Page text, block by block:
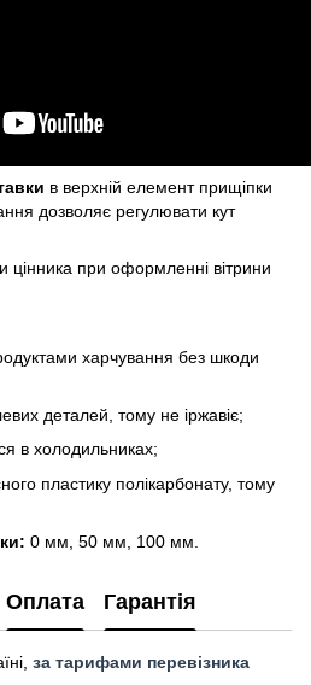
в верхній елемент прищіпки
дозволяє регулювати кут
цінника при оформленні вітрини
харчування без шкоди
деталей, тому не іржавіє;
в холодильниках;
пластику полікарбонату, тому
0 мм, 50 мм, 100 мм.
Оплата Гарантія
за тарифами перевізника